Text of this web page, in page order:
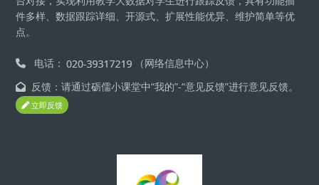
件多样、数据跟踪详细、开源式、扩展性能优异、维护简单等优
点。
电话：
（网络信息中心）
反馈：请通过砺儒小课堂中“我的”-“意见反馈”进行意见反馈。
立即反馈